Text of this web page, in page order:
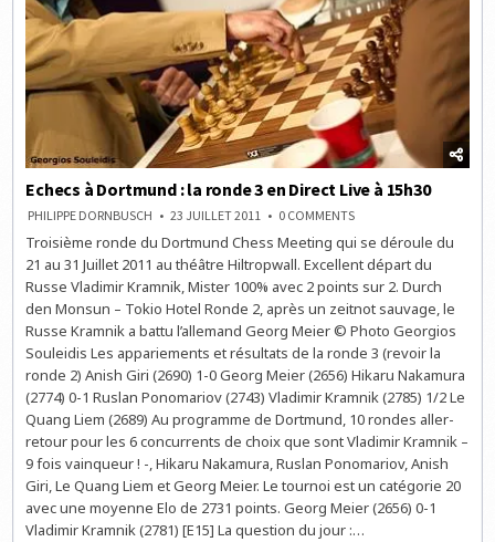
Echecs à Dortmund : la ronde 3 en Direct Live à 15h30
PHILIPPE DORNBUSCH 23 JUILLET 2011 0 COMMENTSON
À
:
LA
RONDE
3
DIRECT
LIVE
À
15H30
Troisième ronde du Dortmund Chess Meeting qui se déroule du
21 au 31 Juillet 2011 au théâtre Hiltropwall. Excellent départ du
Russe Vladimir Kramnik, Mister 100% avec 2 points sur 2. Durch
den Monsun – Tokio Hotel Ronde 2, après un zeitnot sauvage, le
Russe Kramnik a battu l’allemand Georg Meier © Photo Georgios
Souleidis Les appariements et résultats de la ronde 3 (revoir la
ronde 2) Anish Giri (2690) 1-0 Georg Meier (2656) Hikaru Nakamura
(2774) 0-1 Ruslan Ponomariov (2743) Vladimir Kramnik (2785) 1/2 Le
Quang Liem (2689) Au programme de Dortmund, 10 rondes aller-
retour pour les 6 concurrents de choix que sont Vladimir Kramnik –
9 fois vainqueur ! -, Hikaru Nakamura, Ruslan Ponomariov, Anish
Giri, Le Quang Liem et Georg Meier. Le tournoi est un catégorie 20
avec une moyenne Elo de 2731 points. Georg Meier (2656) 0-1
Vladimir Kramnik (2781) [E15] La question du jour :…